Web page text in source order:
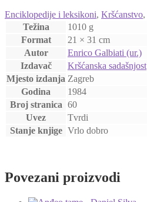
(ur.)
(Veliki
format
uvez)
količina
Enciklopedije i leksikoni, Kršćanstvo,
Težina
1010 g
Format
21 × 31 cm
Autor
Enrico Galbiati (ur.)
Izdavač
Kršćanska sadašnjost
Mjesto izdanja Zagreb
Godina
1984
Broj stranica 60
Uvez
Tvrdi
Stanje knjige Vrlo dobro
Povezani proizvodi